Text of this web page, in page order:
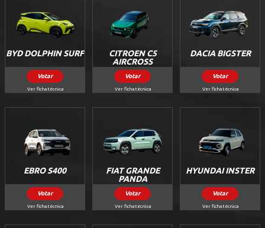
BYD DOLPHIN SURF
Ver ficha técnica
Votar
CITROEN C5
AIRCROSS
Ver ficha técnica
Votar
DACIA BIGSTER
Ver ficha técnica
Votar
EBRO S400
Ver ficha técnica
Votar
FIAT GRANDE
PANDA
Ver ficha técnica
Votar
HYUNDAI INSTER
Ver ficha técnica
Votar